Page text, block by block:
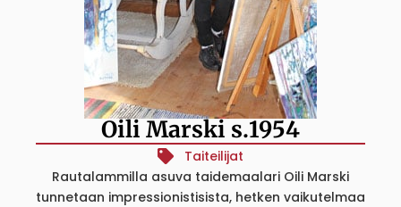
Oili Marski s.1954
Taiteilijat
Rautalammilla asuva taidemaalari Oili Marski
tunnetaan impressionistisista, hetken vaikutelmaa